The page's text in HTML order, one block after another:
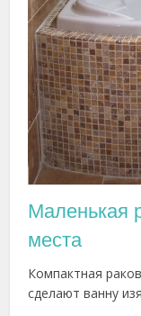
Маленькая
места
Компактная
сделают ванну